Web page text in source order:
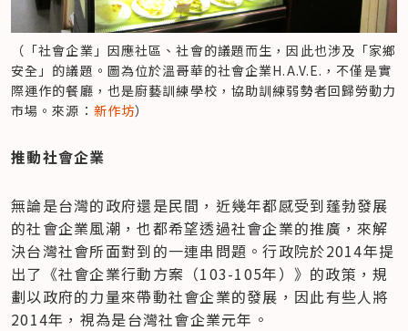
（「社會企業」因應社區、社會的議題而生，因此也涉及「家鄉
安全」的議題。圖為位於溫哥華的社會企業H.A.V.E.，不僅是實
際運作的餐廳，也是廚藝訓練學校，協助訓練弱勢者回歸勞動力
市場。來源： 新作坊）
推動社會企業
無論是台灣的政府還是民間，近幾年都感受到蓬勃發展
的社會企業風潮，也都希望透過社會企業的推廣，來解
決台灣社會所面對到的一連串問題。行政院於2014年提
出了《社會企業行動方案（103-105年）》的政策，規
劃以政府的力量來帶動社會企業的發展，因此有些人將
2014年，視為是台灣社會企業元年。